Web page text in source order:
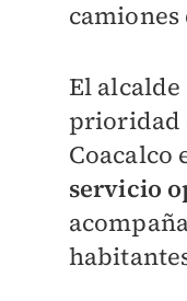
El
prioridad
Coacalco
servicio